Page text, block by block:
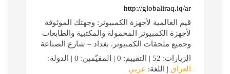
http://globaliraq.iq/ar
قيم العالمية لأجهزة الكمبيوتر: وجهتك الموثوقة
لأجهزة الكمبيوتر المحمولة والمكتبية والطابعات
وجميع ملحقات الكمبيوتر. بغداد – شارع الصناعة
الزيارات: 52 | التقييم: 0 | المقيّمين: 0 | الدولة:
العراق | اللغة: عربي